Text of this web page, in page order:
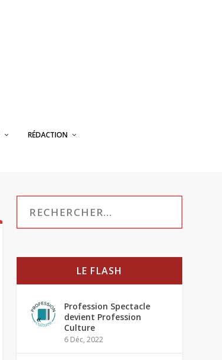
RÉDACTION
LE FLASH
Profession Spectacle
devient Profession
Culture
6 Déc, 2022